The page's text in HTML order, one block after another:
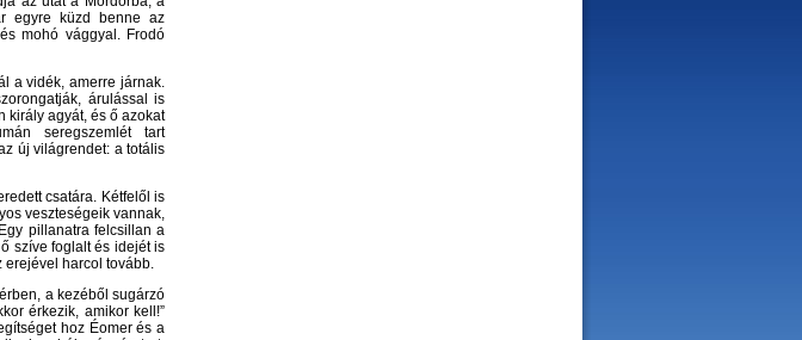
egyre küzd benne az
mohó vággyal. Frodó
a vidék, amerre járnak.
árulással is
király agyát, és ő azokat
seregszemlét tart
új világrendet: a totális
csatára. Kétfelől is
veszteségeik vannak,
pillanatra felcsillan a
szíve foglalt és idejét is
harcol tovább.
a kezéből sugárzó
érkezik, amikor kell!”
hoz Éomer és a